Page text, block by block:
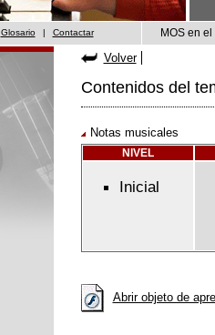
Glosario | Contactar MOS en
Volver
Contenidos del
Notas musicales
NIVEL
Inicial
Abrir objeto de